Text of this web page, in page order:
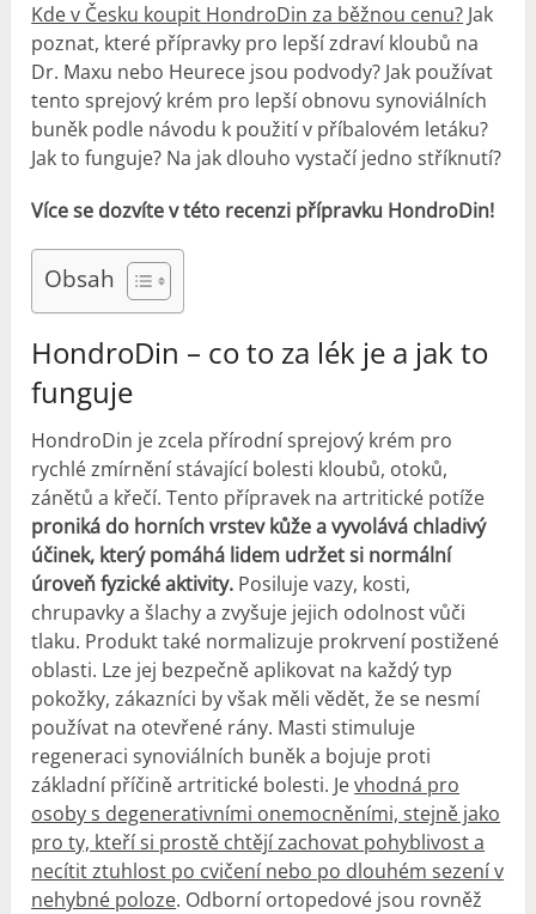
Kde v Česku koupit HondroDin za běžnou cenu? Jak
poznat, které přípravky pro lepší zdraví kloubů na
Dr. Maxu nebo Heurece jsou podvody? Jak používat
tento sprejový krém pro lepší obnovu synoviálních
buněk podle návodu k použití v příbalovém letáku?
Jak to funguje? Na jak dlouho vystačí jedno stříknutí?
Více se dozvíte v této recenzi přípravku HondroDin!
Obsah
HondroDin – co to za lék je a jak to
funguje
HondroDin je zcela přírodní sprejový krém pro
rychlé zmírnění stávající bolesti kloubů, otoků,
zánětů a křečí. Tento přípravek na artritické potíže
proniká do horních vrstev kůže a vyvolává chladivý
účinek, který pomáhá lidem udržet si normální
úroveň fyzické aktivity. Posiluje vazy, kosti,
chrupavky a šlachy a zvyšuje jejich odolnost vůči
tlaku. Produkt také normalizuje prokrvení postižené
oblasti. Lze jej bezpečně aplikovat na každý typ
pokožky, zákazníci by však měli vědět, že se nesmí
používat na otevřené rány. Masti stimuluje
regeneraci synoviálních buněk a bojuje proti
základní příčině artritické bolesti. Jevhodná pro
osoby s degenerativními onemocněními, stejně jako
pro ty, kteří si prostě chtějí zachovat pohyblivost a
necítit ztuhlost po cvičení nebo po dlouhém sezení v
nehybné poloze. Odborní ortopedové jsou rovněž